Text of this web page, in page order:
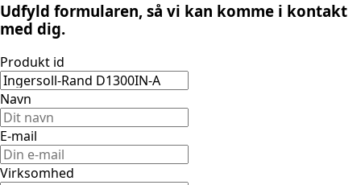
Udfyld formularen, så vi kan komme i kontakt
med dig.
Produkt id
Navn
E-mail
Virksomhed